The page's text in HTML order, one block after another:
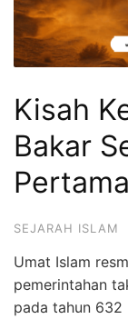
Kisah
Bakar
Pertama
SEJARAH ISLAM
Umat Islam
pemerintahan
pada tahun 632